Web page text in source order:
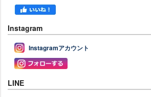
Instagram
Instagramアカウント
LINE